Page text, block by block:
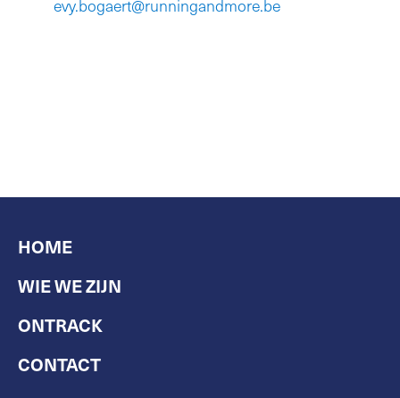
evy.bogaert@runningandmore.be
HOME
WIE WE ZIJN
ONTRACK
CONTACT